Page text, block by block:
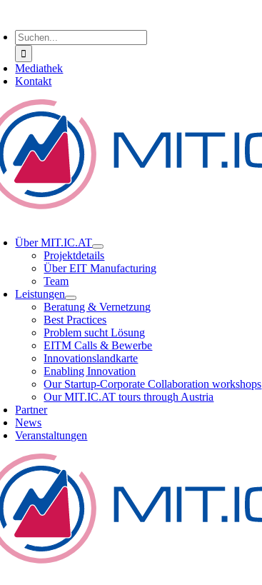
springen
Suche
nach:
Mediathek
Kontakt
Über MIT.IC.AT
Projektdetails
Über EIT Manufacturing
Team
Leistungen
Beratung & Vernetzung
Best Practices
Problem sucht Lösung
EITM Calls & Bewerbe
Innovationslandkarte
Enabling Innovation
Our Startup-Corporate Collaboration workshops
Our MIT.IC.AT tours through Austria
Partner
News
Veranstaltungen